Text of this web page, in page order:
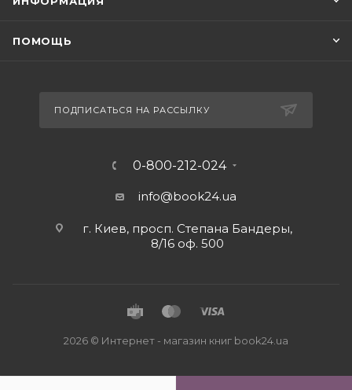
ПОМОЩЬ
ПОДПИСАТЬСЯ НА РАССЫЛКУ
0-800-212-024
info@book24.ua
г. Киев, просп. Степана Бандеры,
8/16 оф. 500
2026 © Интернет - магазин книг book24.ua